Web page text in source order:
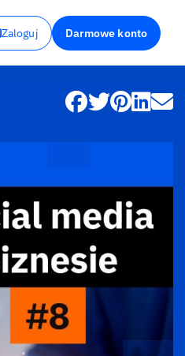
Zaloguj Darmowe konto